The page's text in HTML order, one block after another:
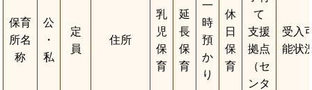
保育
所名
称
公
・
私
定
員
住所
乳
児
保
育
延
長
保
育
一
時
預
か
り
休
日
保
育
て
支援
拠点
（セ
ンタ
受入
能状